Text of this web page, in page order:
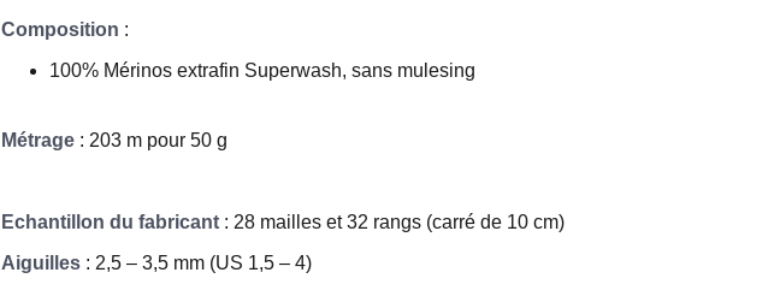
Composition :
100% Mérinos extrafin Superwash, sans mulesing
Métrage : 203 m pour 50 g
Echantillon du fabricant : 28 mailles et 32 rangs (carré de 10 cm)
Aiguilles : 2,5 – 3,5 mm (US 1,5 – 4)